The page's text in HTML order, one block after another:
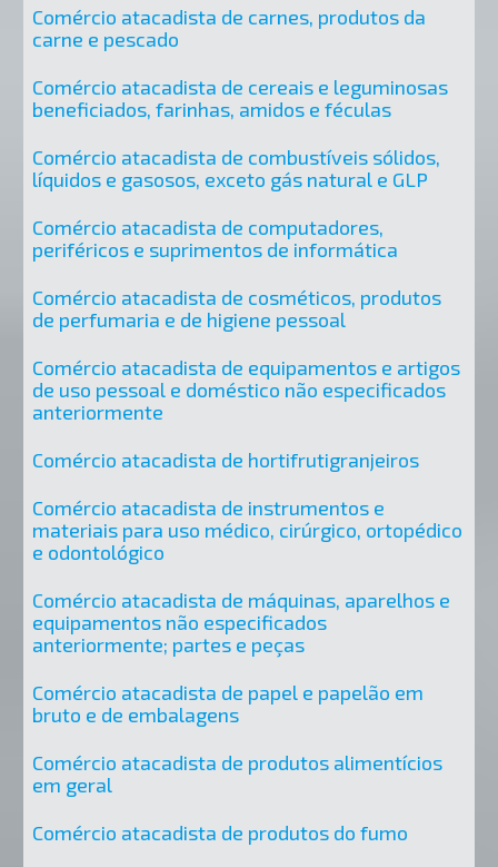
Comércio atacadista de carnes, produtos da
carne e pescado
Comércio atacadista de cereais e leguminosas
beneficiados, farinhas, amidos e féculas
Comércio atacadista de combustíveis sólidos,
líquidos e gasosos, exceto gás natural e GLP
Comércio atacadista de computadores,
periféricos e suprimentos de informática
Comércio atacadista de cosméticos, produtos
de perfumaria e de higiene pessoal
Comércio atacadista de equipamentos e artigos
de uso pessoal e doméstico não especificados
anteriormente
Comércio atacadista de hortifrutigranjeiros
Comércio atacadista de instrumentos e
materiais para uso médico, cirúrgico, ortopédico
e odontológico
Comércio atacadista de máquinas, aparelhos e
equipamentos não especificados
anteriormente; partes e peças
Comércio atacadista de papel e papelão em
bruto e de embalagens
Comércio atacadista de produtos alimentícios
em geral
Comércio atacadista de produtos do fumo